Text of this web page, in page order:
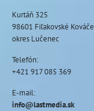
Kurtáň 325
98601 Fiľakovské Kováče
okres Lučenec
Telefón:
+421 917 085 369
E-mail:
info@lastmedia.sk